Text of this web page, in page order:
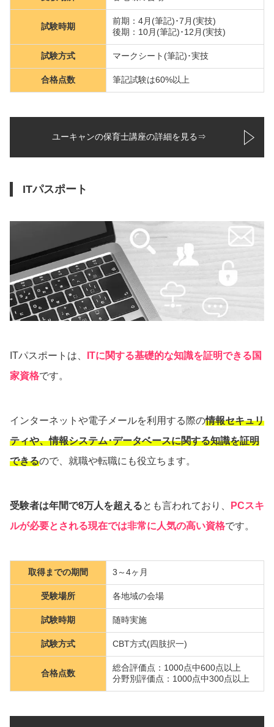
試験時期
前期：4月(筆記)･7月(実技)
後期：10月(筆記)･12月(実技)
試験方式 マークシート(筆記)･実技
合格点数 筆記試験は60%以上
ユーキャンの保育士講座の詳細を見る⇒
ITパスポート
ITパスポートは、
ITに関する基礎的な知識を証明できる国
家資格です。
インターネットや電子メールを利用する際の情報セキュリ
ティや、情報システム･データベースに関する知識を証明
できるので、就職や転職にも役立ちます。
受験者は年間で8万人を超えるとも言われており、
PCスキ
ルが必要とされる現在では非常に人気の高い資格です。
取得までの期間 3～4ヶ月
受験場所 各地域の会場
試験時期 随時実施
試験方式 CBT方式(四肢択一)
合格点数
総合評価点：1000点中600点以上
分野別評価点：1000点中300点以上